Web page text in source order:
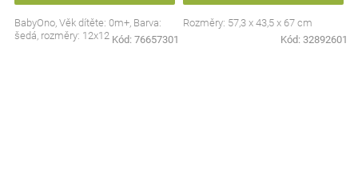
BabyOno, Věk dítěte: 0m+, Barva:
šedá, rozměry: 12x12 cm.
Kód: 76657301
Rozměry: 57,3 x 43,5 x 67 cm
Kód: 32892601